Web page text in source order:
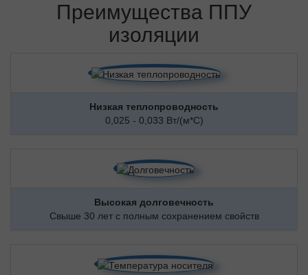
Преимущества ППУ
изоляции
Низкая теплопроводность
0,025 - 0,033 Вт/(м*С)
Высокая долговечность
Свыше 30 лет с полным сохранением свойств